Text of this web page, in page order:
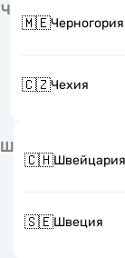
Ч
🇲🇪Черногория
🇨🇿Чехия
Ш
🇨🇭Швейцария
🇸🇪Швеция